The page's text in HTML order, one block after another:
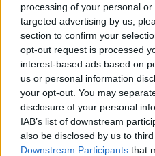
processing of your personal
targeted advertising by us,
section to confirm your
opt-out request is processed
interest-based ads based on
us or personal information
your opt-out. You may
disclosure of your personal
IAB’s list of downstream
also be disclosed by us to
Downstream Participants that
VIABILITÀ
Weekend da
l’esodo estivo.
milioni di mezzi